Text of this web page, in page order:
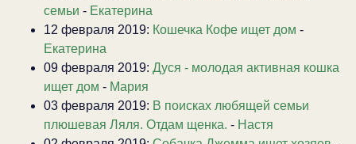
семьи - Екатерина
12 февраля 2019: Кошечка Кофе ищет дом -
Екатерина
09 февраля 2019: Дуся - молодая активная кошка
ищет дом - Мария
03 февраля 2019: В поисках любящей семьи
плюшевая Ляля. Отдам щенка. - Настя